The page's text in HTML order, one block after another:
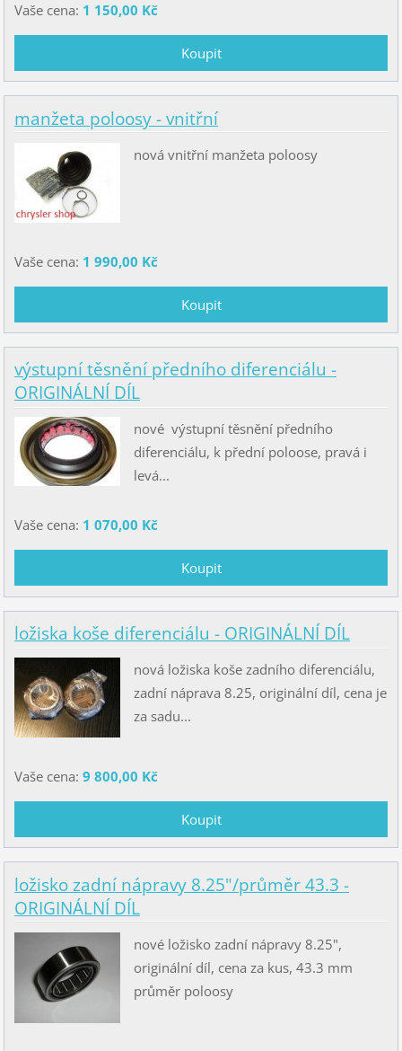
Vaše cena: 1 150,00 Kč
manžeta poloosy - vnitřní
nová vnitřní manžeta poloosy
Vaše cena: 1 990,00 Kč
výstupní těsnění předního diferenciálu -
ORIGINÁLNÍ DÍL
nové výstupní těsnění předního
diferenciálu, k přední poloose, pravá i
levá...
Vaše cena: 1 070,00 Kč
ložiska koše diferenciálu - ORIGINÁLNÍ DÍL
nová ložiska koše zadního diferenciálu,
zadní náprava 8.25, originální díl, cena je
za sadu...
Vaše cena: 9 800,00 Kč
ložisko zadní nápravy 8.25"/průměr 43.3 -
ORIGINÁLNÍ DÍL
nové ložisko zadní nápravy 8.25",
originální díl, cena za kus, 43.3 mm
průměr poloosy